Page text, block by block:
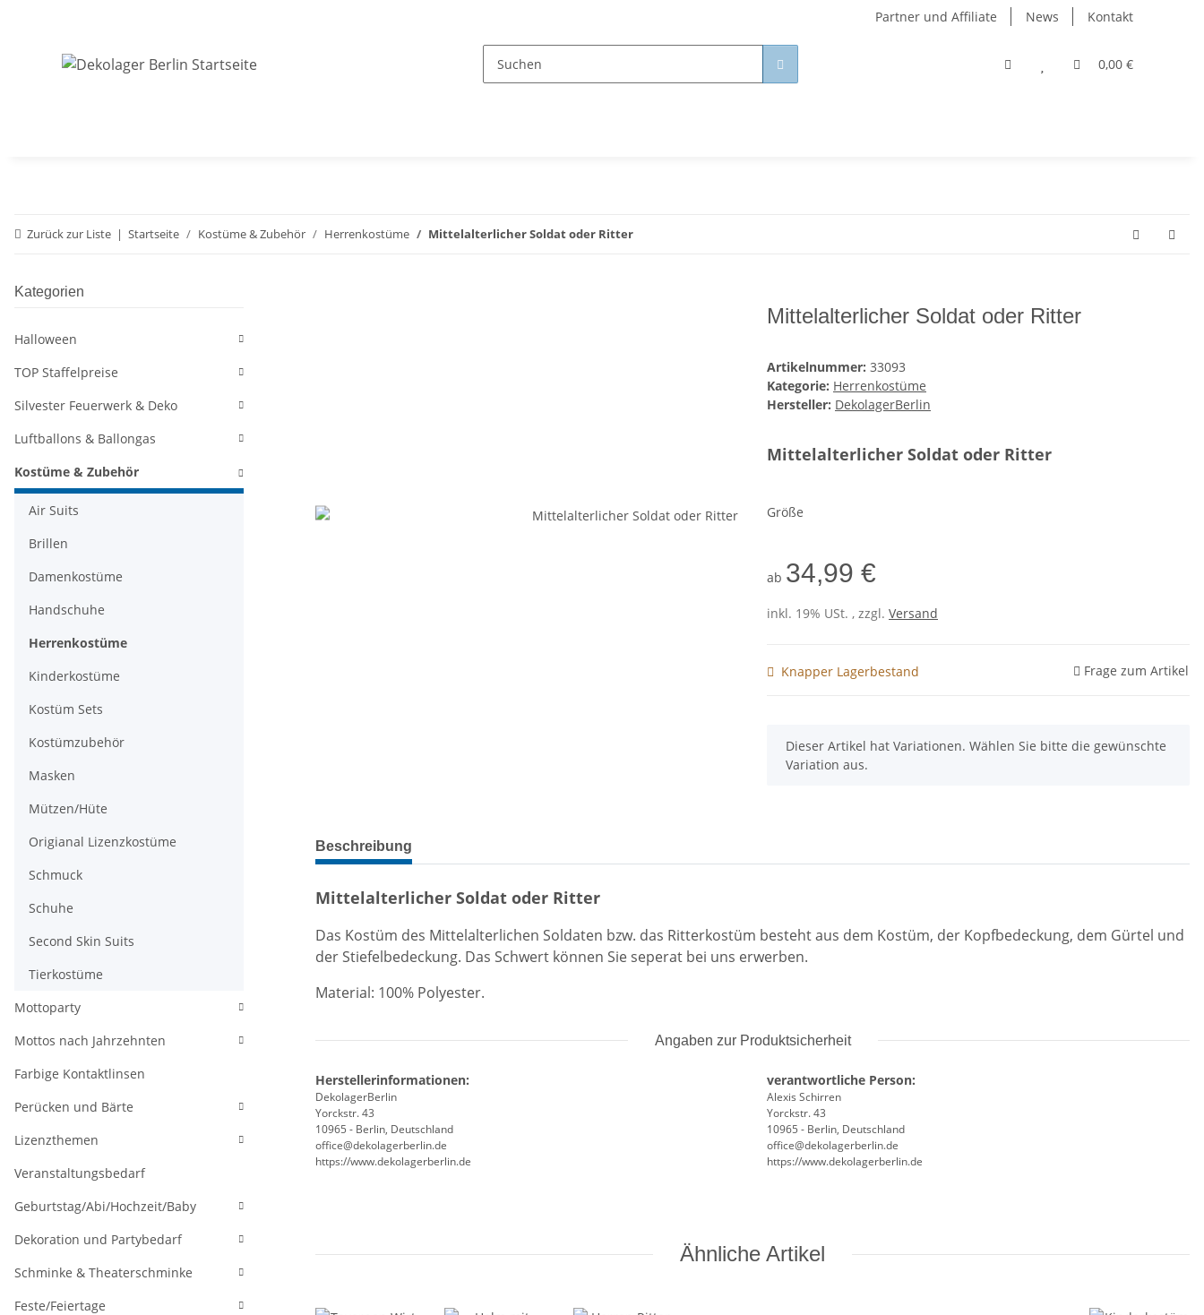
Partner und Affiliate News Kontakt
0,00 €
Zurück zur Liste Startseite Kostüme & Zubehör Herrenkostüme Mittelalterlicher Soldat oder Ritter
Mittelalterlicher Soldat oder Ritter
Artikelnummer: 33093
Kategorie: Herrenkostüme
Hersteller: DekolagerBerlin
Mittelalterlicher Soldat oder Ritter
Größe
ab 34,99 €
inkl. 19% USt. , zzgl. Versand
Knapper Lagerbestand Frage zum Artikel
x
Dieser Artikel hat Variationen. Wählen Sie bitte die gewünschte
Variation aus.
weitere Registerkarten anzeigen
Beschreibung
Mittelalterlicher Soldat oder Ritter
Das Kostüm des Mittelalterlichen Soldaten bzw. das Ritterkostüm besteht aus dem Kostüm, der Kopfbedeckung, dem Gürtel und
der Stiefelbedeckung. Das Schwert können Sie seperat bei uns erwerben.
Material: 100% Polyester.
Angaben zur Produktsicherheit
Herstellerinformationen:
DekolagerBerlin
Yorckstr. 43
10965 - Berlin, Deutschland
office@dekolagerberlin.de
https://www.dekolagerberlin.de
verantwortliche Person:
Alexis Schirren
Yorckstr. 43
10965 - Berlin, Deutschland
office@dekolagerberlin.de
https://www.dekolagerberlin.de
Ähnliche Artikel
Kategorien
Halloween
TOP Staffelpreise
Silvester Feuerwerk & Deko
Luftballons & Ballongas
Kostüme & Zubehör
Air Suits
Brillen
Damenkostüme
Handschuhe
Herrenkostüme
Kinderkostüme
Kostüm Sets
Kostümzubehör
Masken
Mützen/Hüte
Origianal Lizenzkostüme
Schmuck
Schuhe
Second Skin Suits
Tierkostüme
Mottoparty
Mottos nach Jahrzehnten
Farbige Kontaktlinsen
Perücken und Bärte
Lizenzthemen
Veranstaltungsbedarf
Geburtstag/Abi/Hochzeit/Baby
Dekoration und Partybedarf
Schminke & Theaterschminke
Feste/Feiertage